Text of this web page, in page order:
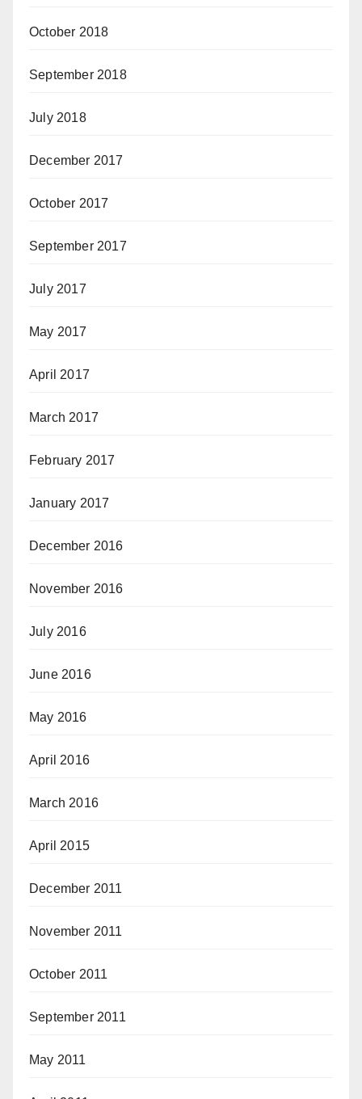
October 2018
September 2018
July 2018
December 2017
October 2017
September 2017
July 2017
May 2017
April 2017
March 2017
February 2017
January 2017
December 2016
November 2016
July 2016
June 2016
May 2016
April 2016
March 2016
April 2015
December 2011
November 2011
October 2011
September 2011
May 2011